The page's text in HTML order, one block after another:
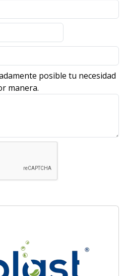
posible tu necesidad
manera.